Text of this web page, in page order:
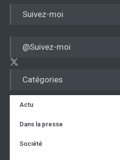
Catégories
Actu
Dans la presse
Société
Suivez-moi
@Suivez-moi